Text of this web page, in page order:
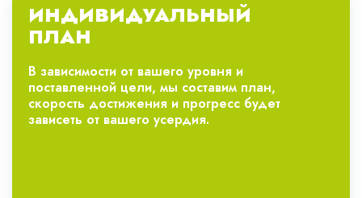
ИНДИВИДУАЛЬНЫЙ
ПЛАН
В зависимости от вашего уровня и
поставленной цели, мы составим план,
скорость достижения и прогресс будет
зависеть от вашего усердия.